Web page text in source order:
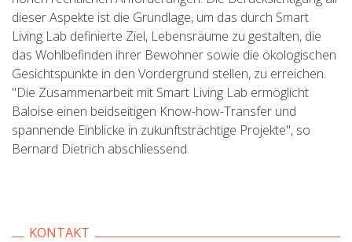
dieser Aspekte ist die Grundlage, um das durch Smart
Living Lab definierte Ziel, Lebensräume zu gestalten, die
das Wohlbefinden ihrer Bewohner sowie die ökologischen
Gesichtspunkte in den Vordergrund stellen, zu erreichen.
"Die Zusammenarbeit mit Smart Living Lab ermöglicht
Baloise einen beidseitigen Know-how-Transfer und
spannende Einblicke in zukunftsträchtige Projekte", so
Bernard Dietrich abschliessend.
KONTAKT